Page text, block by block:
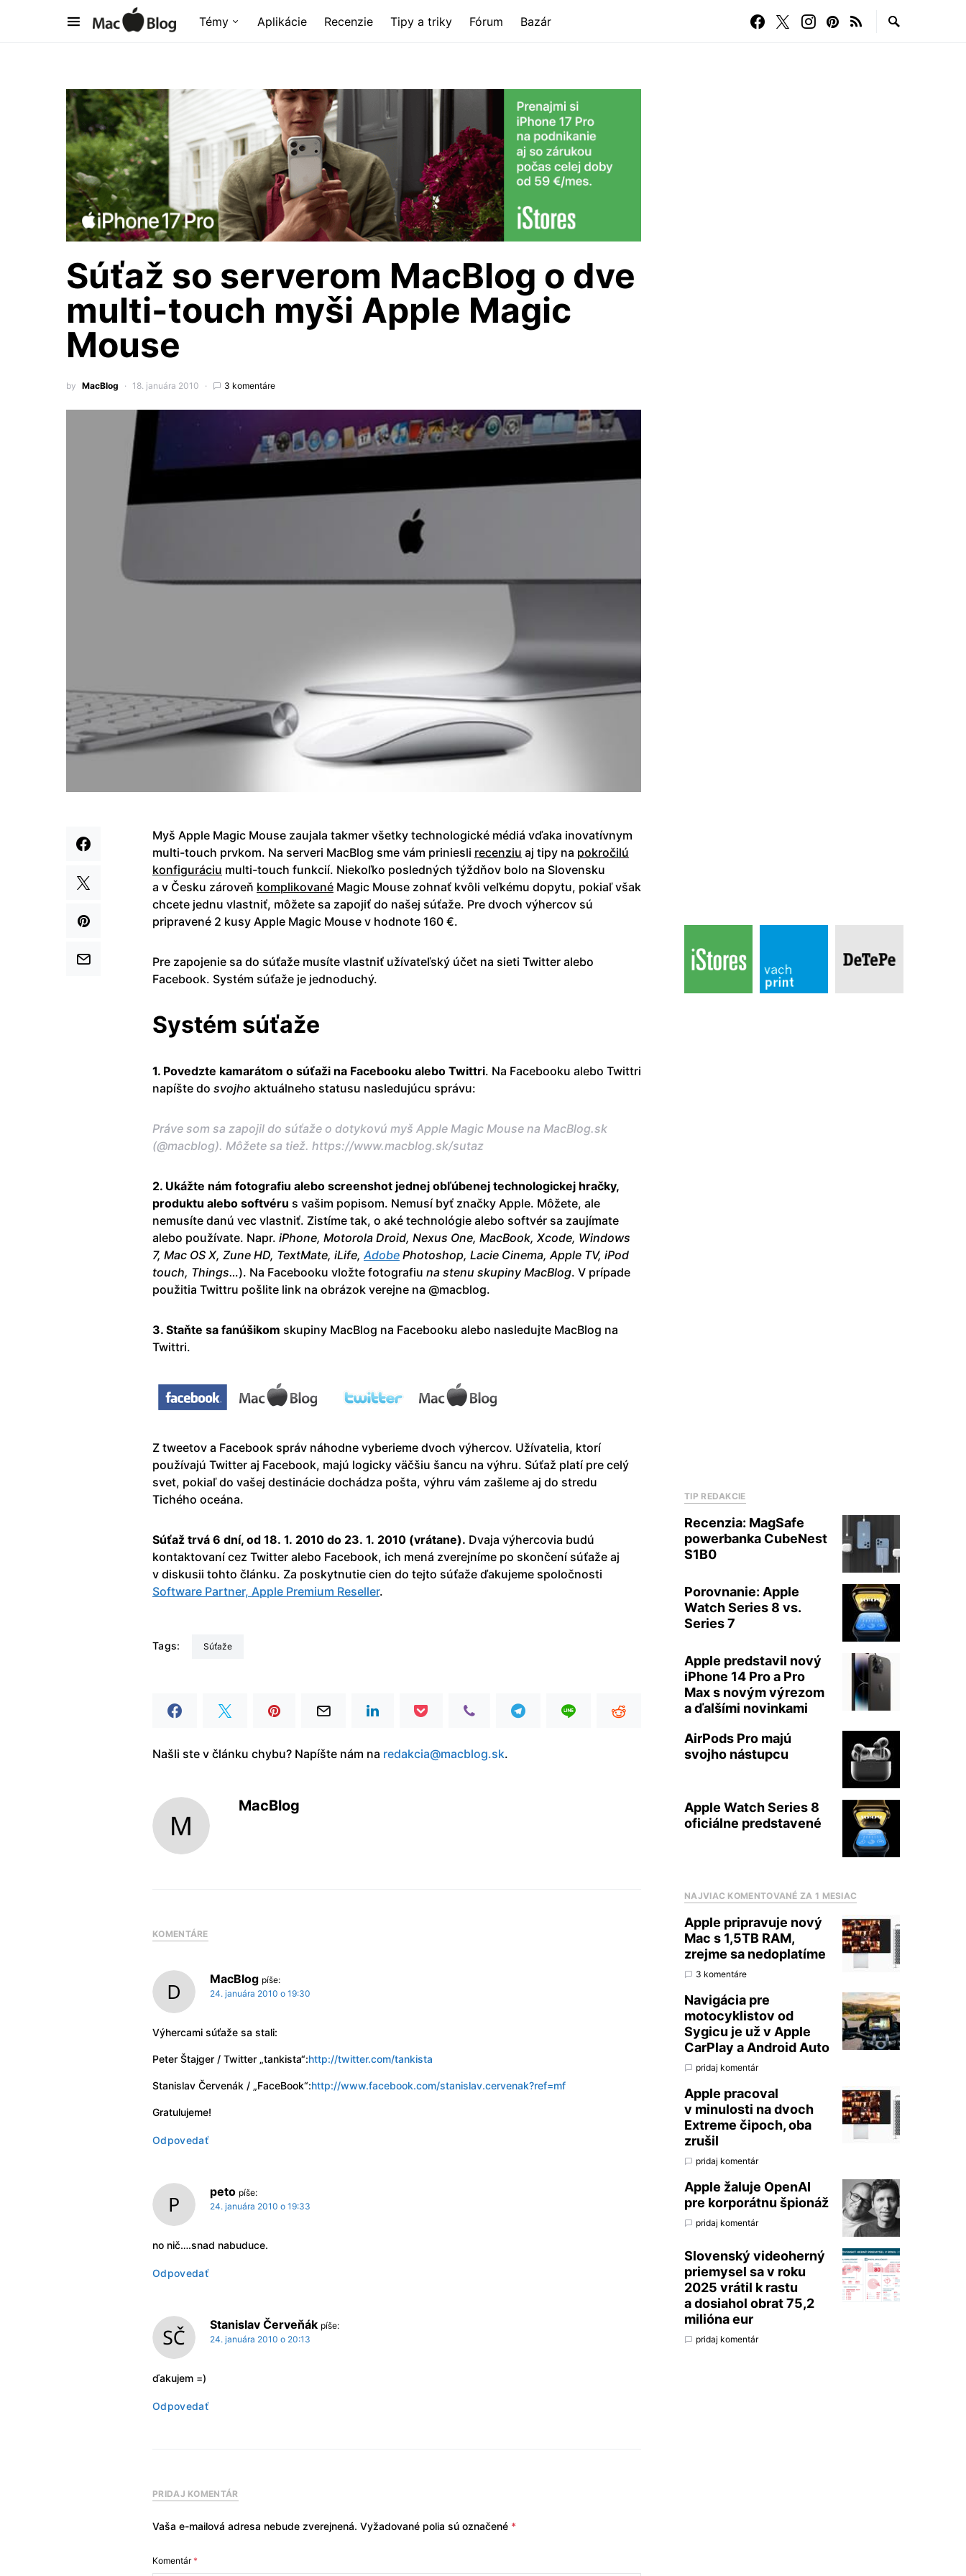
Témy Aplikácie Recenzie Tipy a triky Fórum Bazár
Súťaž so serverom MacBlog o dve
multi-touch myši Apple Magic
Mouse
by MacBlog 18. januára 2010 3 komentáre
Myš Apple Magic Mouse zaujala takmer všetky technologické médiá vďaka inovatívnym
multi-touch prvkom. Na serveri MacBlog sme vám priniesli recenziu aj tipy na pokročilú
konfiguráciu multi-touch funkcií. Niekoľko posledných týždňov bolo na Slovensku
a v Česku zároveň komplikované Magic Mouse zohnať kvôli veľkému dopytu, pokiaľ však
chcete jednu vlastniť, môžete sa zapojiť do našej súťaže. Pre dvoch výhercov sú
pripravené 2 kusy Apple Magic Mouse v hodnote 160 €.
Pre zapojenie sa do súťaže musíte vlastniť užívateľský účet na sieti Twitter alebo
Facebook. Systém súťaže je jednoduchý.
Systém súťaže
1. Povedzte kamarátom o súťaži na Facebooku alebo Twittri. Na Facebooku alebo Twittri
napíšte do svojho aktuálneho statusu nasledujúcu správu:
Práve som sa zapojil do súťaže o dotykovú myš Apple Magic Mouse na MacBlog.sk
(@macblog). Môžete sa tiež. https://www.macblog.sk/sutaz
2. Ukážte nám fotografiu alebo screenshot jednej obľúbenej technologickej hračky,
produktu alebo softvéru s vašim popisom. Nemusí byť značky Apple. Môžete, ale
nemusíte danú vec vlastniť. Zistíme tak, o aké technológie alebo softvér sa zaujímate
alebo používate. Napr. iPhone, Motorola Droid, Nexus One, MacBook, Xcode, Windows
7, Mac OS X, Zune HD, TextMate, iLife,Adobe Photoshop, Lacie Cinema, Apple TV, iPod
touch, Things…). Na Facebooku vložte fotografiu na stenu skupiny MacBlog. V prípade
použitia Twittru pošlite link na obrázok verejne na @macblog.
3. Staňte sa fanúšikom skupiny MacBlog na Facebooku alebo nasledujte MacBlog na
Twittri.
Z tweetov a Facebook správ náhodne vyberieme dvoch výhercov. Užívatelia, ktorí
používajú Twitter aj Facebook, majú logicky väčšiu šancu na výhru. Súťaž platí pre celý
svet, pokiaľ do vašej destinácie dochádza pošta, výhru vám zašleme aj do stredu
Tichého oceána.
Súťaž trvá 6 dní, od 18. 1. 2010 do 23. 1. 2010 (vrátane). Dvaja výhercovia budú
kontaktovaní cez Twitter alebo Facebook, ich mená zverejníme po skončení súťaže aj
v diskusii tohto článku. Za poskytnutie cien do tejto súťaže ďakujeme spoločnosti
Software Partner, Apple Premium Reseller.
Tags: Súťaže
Našli ste v článku chybu? Napíšte nám na redakcia@macblog.sk.
MacBlog
KOMENTÁRE
MacBlog píše:
24. januára 2010 o 19:30
Výhercami súťaže sa stali:
Peter Štajger / Twitter „tankista“:http://twitter.com/tankista
Stanislav Červenák / „FaceBook“:http://www.facebook.com/stanislav.cervenak?ref=mf
Gratulujeme!
Odpovedať
peto píše:
24. januára 2010 o 19:33
no nič….snad nabuduce.
Odpovedať
Stanislav Červeňák píše:
24. januára 2010 o 20:13
ďakujem =)
Odpovedať
PRIDAJ KOMENTÁR
Vaša e-mailová adresa nebude zverejnená. Vyžadované polia sú označené *
Komentár*
TIP REDAKCIE
Recenzia: MagSafe
powerbanka CubeNest
S1B0
Porovnanie: Apple
Watch Series 8 vs.
Series 7
Apple predstavil nový
iPhone 14 Pro a Pro
Max s novým výrezom
a ďalšími novinkami
AirPods Pro majú
svojho nástupcu
Apple Watch Series 8
oficiálne predstavené
NAJVIAC KOMENTOVANÉ ZA 1 MESIAC
Apple pripravuje nový
Mac s 1,5TB RAM,
zrejme sa nedoplatíme
3 komentáre
Navigácia pre
motocyklistov od
Sygicu je už v Apple
CarPlay a Android Auto
pridaj komentár
Apple pracoval
v minulosti na dvoch
Extreme čipoch, oba
zrušil
pridaj komentár
Apple žaluje OpenAI
pre korporátnu špionáž
pridaj komentár
Slovenský videoherný
priemysel sa v roku
2025 vrátil k rastu
a dosiahol obrat 75,2
milióna eur
pridaj komentár